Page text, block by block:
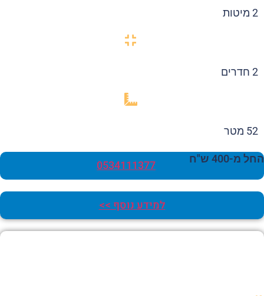
52 מטר
מ-400 ש"ח 0534111377
למידע נוסף >>